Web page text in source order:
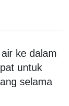
ke dalam
untuk
selama